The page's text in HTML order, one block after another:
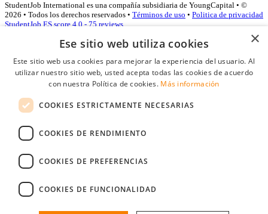
StudentJob International es una compañía subsidiaria de YoungCapital • ©
2026 • Todos los derechos reservados • Términos de uso • Politica de privacidad
StudentJob ES score 4.0 - 75 reviews
Acceso empresas
Contraseña
Recordarme
Conectarse
Registro gratuito empresas
×
Ese sitio web utiliza cookies
Este sitio web usa cookies para mejorar la experiencia del usuario. Al
utilizar nuestro sitio web, usted acepta todas las cookies de acuerdo
con nuestra Política de cookies. Más información
COOKIES ESTRICTAMENTE NECESARIAS
COOKIES DE RENDIMIENTO
COOKIES DE PREFERENCIAS
COOKIES DE FUNCIONALIDAD